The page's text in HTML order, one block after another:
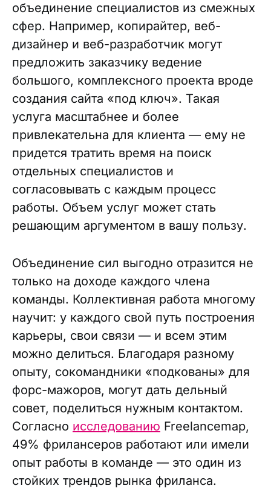
объединение специалистов из смежных
сфер. Например, копирайтер, веб-
дизайнер и веб-разработчик могут
предложить заказчику ведение
большого, комплексного проекта вроде
создания сайта «под ключ». Такая
услуга масштабнее и более
привлекательна для клиента — ему не
придется тратить время на поиск
отдельных специалистов и
согласовывать с каждым процесс
работы. Объем услуг может стать
решающим аргументом в вашу пользу.
Объединение сил выгодно отразится не
только на доходе каждого члена
команды. Коллективная работа многому
научит: у каждого свой путь построения
карьеры, свои связи — и всем этим
можно делиться. Благодаря разному
опыту, сокомандники «подкованы» для
форс-мажоров, могут дать дельный
совет, поделиться нужным контактом.
Согласно исследованию Freelancemap,
49% фрилансеров работают или имели
опыт работы в команде — это один из
стойких трендов рынка фриланса.